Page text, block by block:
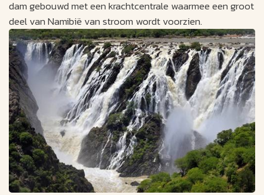
dam gebouwd met een krachtcentrale waarmee een groot
deel van Namibië van stroom wordt voorzien.